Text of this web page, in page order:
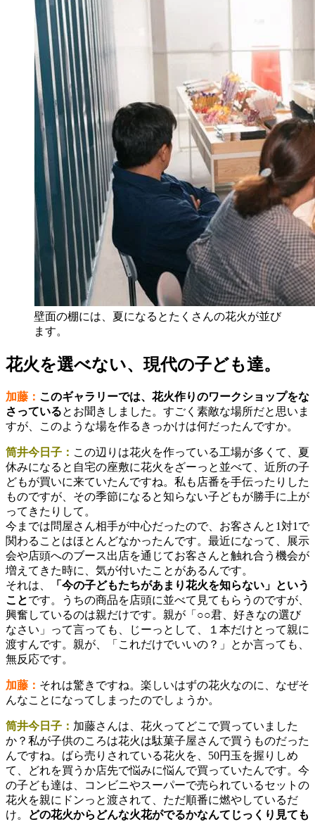
壁面の棚には、夏になるとたくさんの花火が並び
ます。
花火を選べない、現代の子ども達。
加藤： このギャラリーでは、花火作りのワークショップをな
さっているとお聞きしました。すごく素敵な場所だと思いま
すが、このような場を作るきっかけは何だったんですか。
筒井今日子： この辺りは花火を作っている工場が多くて、夏
休みになると自宅の座敷に花火をざーっと並べて、近所の子
どもが買いに来ていたんですね。私も店番を手伝ったりした
ものですが、その季節になると知らない子どもが勝手に上が
ってきたりして。
今までは問屋さん相手が中心だったので、お客さんと1対1で
関わることはほとんどなかったんです。最近になって、展示
会や店頭へのブース出店を通じてお客さんと触れ合う機会が
増えてきた時に、気が付いたことがあるんです。
それは、
「今の子どもたちがあまり花火を知らない」という
ことです。うちの商品を店頭に並べて見てもらうのですが、
興奮しているのは親だけです。親が「○○君、好きなの選び
なさい」って言っても、じーっとして、１本だけとって親に
渡すんです。親が、「これだけでいいの？」とか言っても、
無反応です。
加藤： それは驚きですね。楽しいはずの花火なのに、なぜそ
んなことになってしまったのでしょうか。
筒井今日子： 加藤さんは、花火ってどこで買っていました
か？私が子供のころは花火は駄菓子屋さんで買うものだった
んですね。ばら売りされている花火を、50円玉を握りしめ
て、どれを買うか店先で悩みに悩んで買っていたんです。今
の子ども達は、コンビニやスーパーで売られているセットの
花火を親にドンっと渡されて、ただ順番に燃やしているだ
け。
どの花火からどんな火花がでるかなんてじっくり見ても